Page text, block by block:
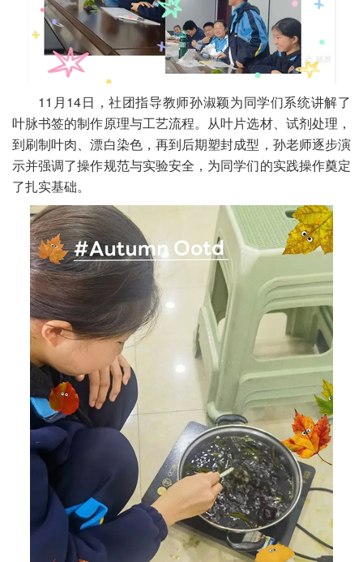
11月14日，社团指导教师孙淑颖为同学们系统讲解了
叶脉书签的制作原理与工艺流程。从叶片选材、试剂处理，
到刷制叶肉、漂白染色，再到后期塑封成型，孙老师逐步演
示并强调了操作规范与实验安全，为同学们的实践操作奠定
了扎实基础。